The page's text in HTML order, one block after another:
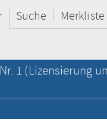
Suche Merkliste
1 (Lizensierung